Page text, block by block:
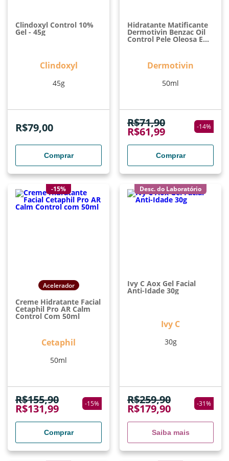
Clindoxyl Control 10%
Gel - 45g
Clindoxyl
45g
R$79,00
Comprar
Hidratante Matificante
Dermotivin Benzac Oil
Control Pele Oleosa E
Dermotivin
50ml
R$71,90
R$61,99 -14%
Comprar
-15%
Acelerador
Creme Hidratante Facial
Cetaphil Pro AR Calm
Control Com 50ml
Cetaphil
50ml
R$155,90
R$131,99 -15%
Comprar
Desc. do Laboratório
Ivy C Aox Gel Facial
Anti-Idade 30g
Ivy C
30g
R$259,90
R$179,90 -31%
Saiba mais